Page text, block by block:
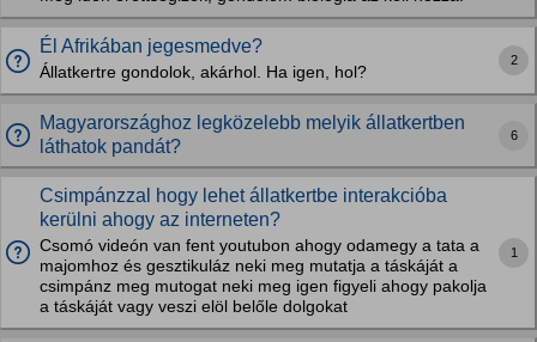
Él Afrikában jegesmedve?
Állatkertre gondolok, akárhol. Ha igen, hol?
2
Magyarországhoz legközelebb melyik állatkertben
láthatok pandát?
6
Csimpánzzal hogy lehet állatkertbe interakcióba
kerülni ahogy az interneten?
Csomó videón van fent youtubon ahogy odamegy a tata a
majomhoz és gesztikuláz neki meg mutatja a táskáját a
csimpánz meg mutogat neki meg igen figyeli ahogy pakolja
a táskáját vagy veszi elöl belőle dolgokat
1